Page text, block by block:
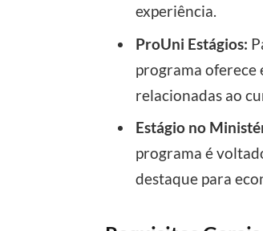
experiência.
ProUni Estágios:
programa oferece
relacionadas ao
Estágio no
programa é
destaque para